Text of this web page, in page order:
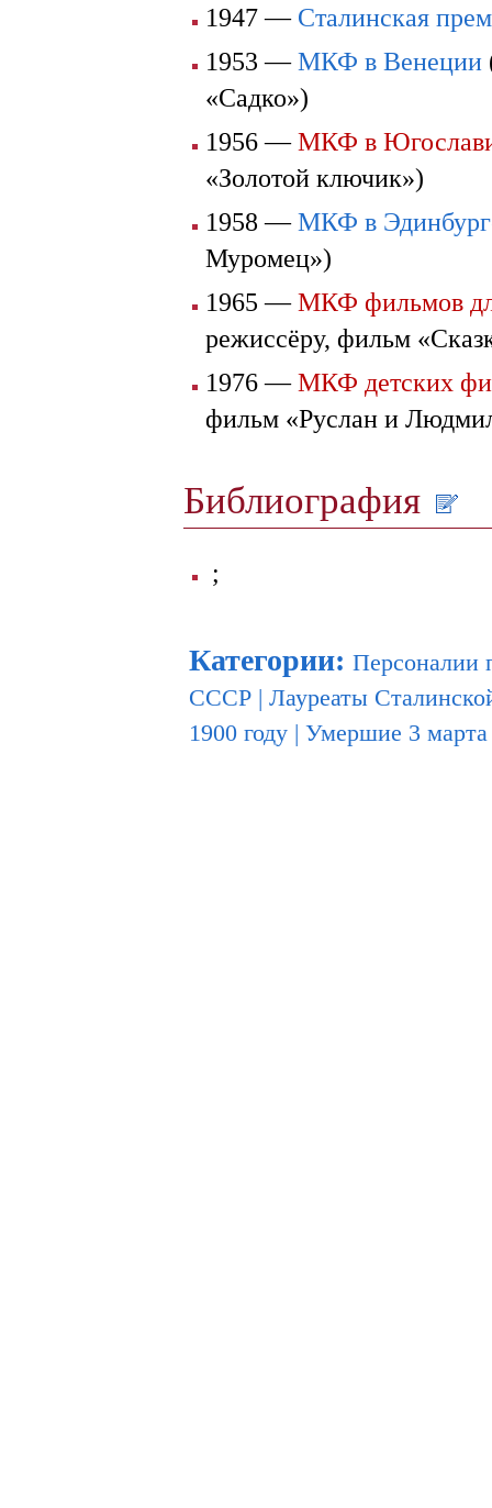
1947 — Сталинская
1953 —МКФ в Венеции
«Садко»)
1956 —МКФ в
«Золотой ключик»)
1958 —МКФ в
Муромец»)
1965 —МКФ фильмов
режиссёру, фильм
1976 —МКФ детских
фильм «Руслан и
Библиография
;
Категории: Персоналии
СССР | Лауреаты
1900 году | Умершие 3 марта